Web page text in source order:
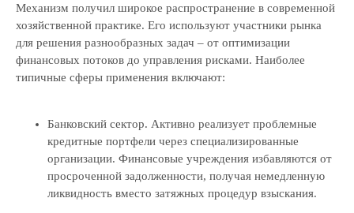
Механизм получил широкое распространение в современной
хозяйственной практике. Его используют участники рынка
для решения разнообразных задач – от оптимизации
финансовых потоков до управления рисками. Наиболее
типичные сферы применения включают:
Банковский сектор. Активно реализует проблемные
кредитные портфели через специализированные
организации. Финансовые учреждения избавляются от
просроченной задолженности, получая немедленную
ликвидность вместо затяжных процедур взыскания.